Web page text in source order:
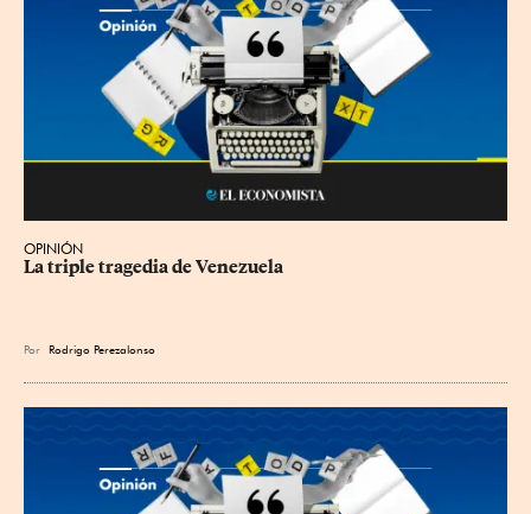
OPINIÓN
La triple tragedia de Venezuela
Por Rodrigo Perezalonso